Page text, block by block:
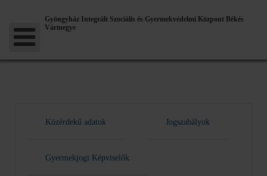
Gyöngyház Integrált Szociális és Gyermekvédelmi Központ Békés
Vármegye
Közérdekű adatok Jogszabályok
Gyermekjogi Képviselők